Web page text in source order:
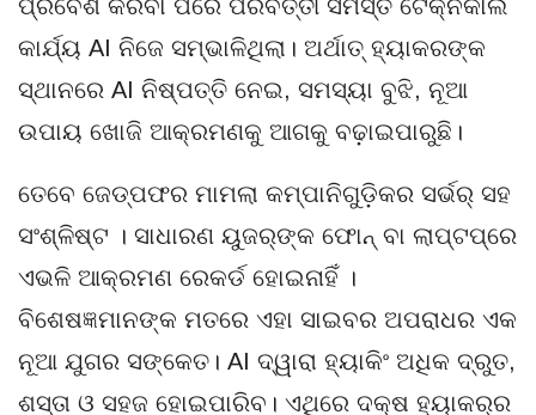
ପ୍ରବେଶ କରିବା ପରେ ପରବର୍ତ୍ତୀ ସମସ୍ତ ଟେକ୍ନିକାଲ
କାର୍ଯ୍ୟ AI ନିଜେ ସମ୍ଭାଳିଥିଲା। ଅର୍ଥାତ୍ ହ୍ୟାକରଙ୍କ
ସ୍ଥାନରେ AI ନିଷ୍ପତ୍ତି ନେଇ, ସମସ୍ୟା ବୁଝି, ନୂଆ
ଉପାୟ ଖୋଜି ଆକ୍ରମଣକୁ ଆଗକୁ ବଢ଼ାଇପାରୁଛି।
ତେବେ ଜେଡ୍‌ପଫର ମାମଲା କମ୍ପାନିଗୁଡ଼ିକର ସର୍ଭର୍‌ ସହ
ସଂଶ୍ଳିଷ୍ଟ । ସାଧାରଣ ୟୁଜର୍‌ଙ୍କ ଫୋନ୍‌ ବା ଲାପ୍‌ଟପ୍‌ରେ
ଏଭଳି ଆକ୍ରମଣ ରେକର୍ଡ ହୋଇନାହିଁ ।
ବିଶେଷଜ୍ଞମାନଙ୍କ ମତରେ ଏହା ସାଇବର ଅପରାଧର ଏକ
ନୂଆ ଯୁଗର ସଙ୍କେତ। AI ଦ୍ୱାରା ହ୍ୟାକିଂ ଅଧିକ ଦ୍ରୁତ,
ଶସ୍ତା ଓ ସହଜ ହୋଇପାରିବ। ଏଥିରେ ଦକ୍ଷ ହ୍ୟାକର୍‌ର